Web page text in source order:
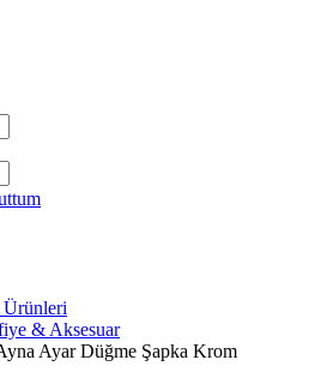
& Aksesuar
Ayar Düğme Şapka Krom